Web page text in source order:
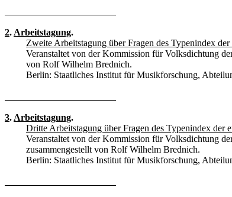
2. Arbeitstagung.
Zweite Arbeitstagung über Fragen des Typenindex
Veranstaltet von der Kommission für Volksdichtung
von Rolf Wilhelm Brednich.
Berlin: Staatliches Institut für Musikforschung,
3. Arbeitstagung.
Dritte Arbeitstagung über Fragen des Typenindex der
Veranstaltet von der Kommission für Volksdichtung
zusammengestellt von Rolf Wilhelm Brednich.
Berlin: Staatliches Institut für Musikforschung,